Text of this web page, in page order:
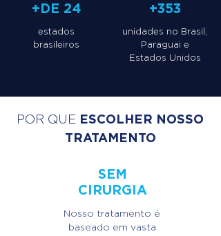
+DE 24
estados
brasileiros
+353
unidades no Brasil,
Paraguai e
Estados Unidos
POR QUE ESCOLHER NOSSO
TRATAMENTO
SEM
CIRURGIA
Nosso tratamento é
baseado em vasta